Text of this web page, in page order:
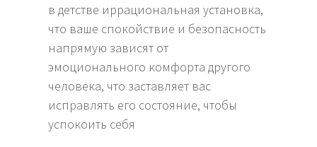
в детстве иррациональная установка,
что ваше спокойствие и безопасность
напрямую зависят от
эмоционального комфорта другого
человека, что заставляет вас
исправлять его состояние, чтобы
успокоить себя